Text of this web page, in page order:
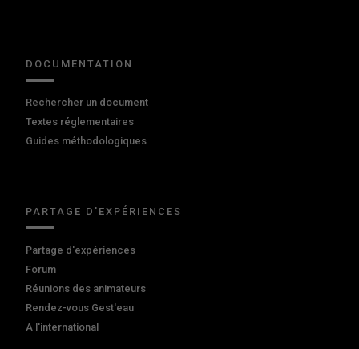
DOCUMENTATION
Rechercher un document
Textes réglementaires
Guides méthodologiques
PARTAGE D'EXPÉRIENCES
Partage d'expériences
Forum
Réunions des animateurs
Rendez-vous Gest'eau
A l'international